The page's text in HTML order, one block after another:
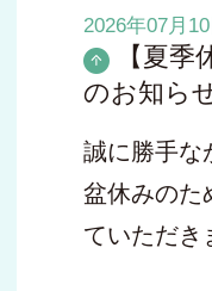
2026年07月10
【夏季
のお知らせ
誠に勝手な
盆休みのた
ていただき